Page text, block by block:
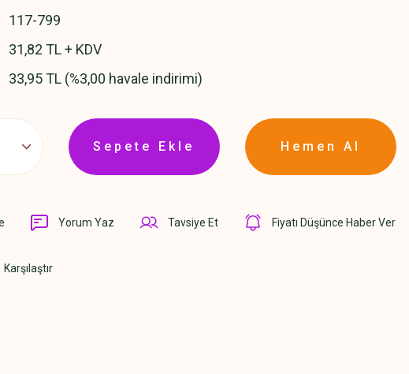
117-799
31,82 TL + KDV
33,95 TL (%3,00 havale indirimi)
Sepete Ekle Hemen Al
Yorum Yaz Tavsiye Et Fiyatı Düşünce Haber Ver
Karşılaştır